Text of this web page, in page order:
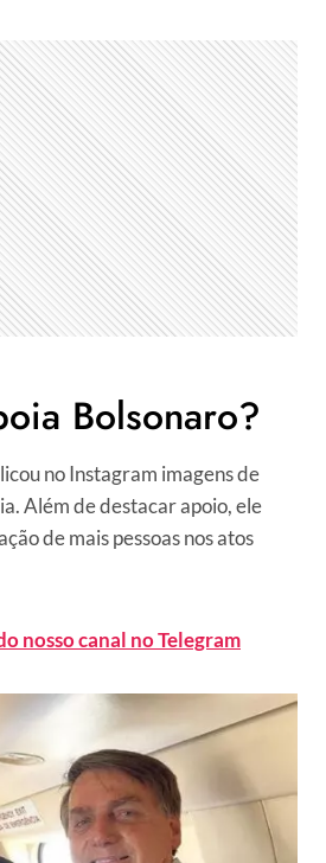
Bolsonaro?
no Instagram imagens de
Além de destacar apoio, ele
de mais pessoas nos atos
nosso canal no Telegram